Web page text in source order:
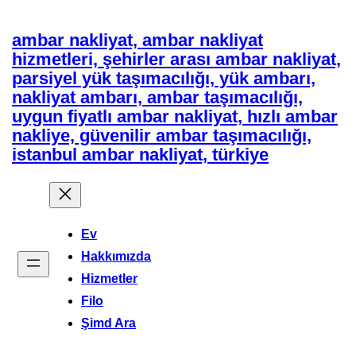
İçeriğe
geç
ambar nakliyat, ambar nakliyat
hizmetleri, şehirler arası ambar nakliyat,
parsiyel yük taşımacılığı, yük ambarı,
nakliyat ambarı, ambar taşımacılığı,
uygun fiyatlı ambar nakliyat, hızlı ambar
nakliye, güvenilir ambar taşımacılığı,
istanbul ambar nakliyat, türkiye
Ev
Hakkımızda
Hizmetler
Filo
Şimd Ara